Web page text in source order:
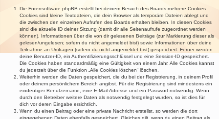
Die Forensoftware phpBB erstellt bei deinem Besuch des Boards mehrere Cookies.
Cookies sind kleine Textdateien, die dein Browser als temporäre Dateien ablegt und
die zwischen den einzelnen Aufrufen des Boards erhalten bleiben. In diesen Cookies
sind die aktuelle ID deiner Sitzung (damit dir alle Seitenaufrufe zugeordnet werden
können), Informationen über die von dir gelesenen Beiträge (zur Markierung dieser als
gelesen/ungelesen; sofern du nicht angemeldet bist) sowie Informationen über deine
Teilnahme an Umfragen (sofern du nicht angemeldet bist) gespeichert. Ferner werden
deine Benutzer-ID, ein Authentifizierungsschlüssel und eine Session-ID gespeichert.
Die Cookies haben standardmäßig eine Gültigkeit von einem Jahr. Alle Cookies kannst
du jederzeit über die Funktion „Alle Cookies löschen“ löschen.
Weiterhin werden die Daten gespeichert, die du bei der Registrierung, in deinem Profil
oder deinem persönlichem Bereich angibst. Für die Registrierung sind mindestens ein
eindeutiger Benutzername, eine E-Mail-Adresse und ein Passwort notwendig. Wenn
durch den Betreiber weitere Daten als notwendig festgelegt wurden, so ist dies für
dich vor deren Eingabe ersichtlich.
Wenn du einen Beitrag oder eine private Nachricht erstellst, so werden die dort
eingegebenen Daten ebenfalls gespeichert. Gleiches gilt, wenn du einen Beitrag als